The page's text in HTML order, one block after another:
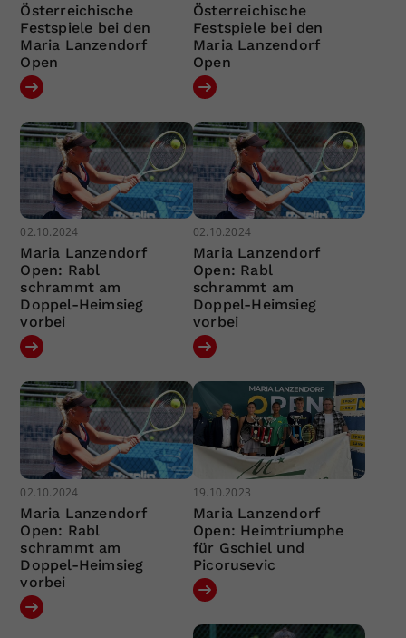
Österreichische
Festspiele bei den
Maria Lanzendorf
Open
Österreichische
Festspiele bei den
Maria Lanzendorf
Open
02.10.2024
Maria Lanzendorf
Open: Rabl
schrammt am
Doppel-Heimsieg
vorbei
02.10.2024
Maria Lanzendorf
Open: Rabl
schrammt am
Doppel-Heimsieg
vorbei
02.10.2024
Maria Lanzendorf
Open: Rabl
schrammt am
Doppel-Heimsieg
vorbei
19.10.2023
Maria Lanzendorf
Open: Heimtriumphe
für Gschiel und
Picorusevic